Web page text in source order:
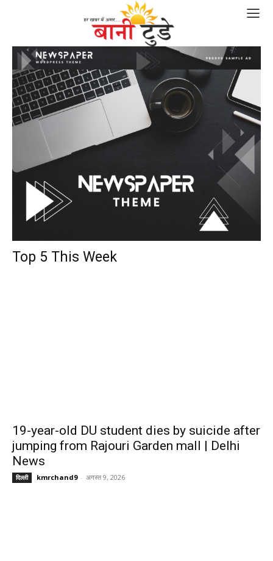
Top 5 This Week
19-year-old DU student dies by suicide after
jumping from Rajouri Garden mall | Delhi
News
दिल्ली kmrchand9 - अगस्त 9, 2026